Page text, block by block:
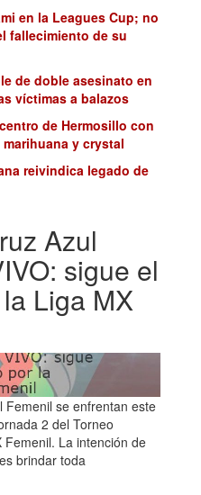
en la Leagues Cup; no
fallecimiento de su
de doble asesinato en
víctimas a balazos
de Hermosillo con
y crystal
reivindica legado de
Azul
sigue el
Liga MX
Femenil se enfrentan este
2 del Torneo
La intención de
brindar toda